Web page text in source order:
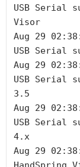
USB Serial
Visor
Aug 29
USB Serial
Aug 29
USB Serial
3.5
Aug 29
USB Serial
4.x
Aug 29